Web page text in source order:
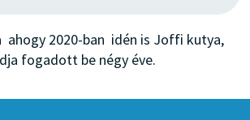
ahogy 2020-ban idén is Joffi kutya,
fogadott be négy éve.